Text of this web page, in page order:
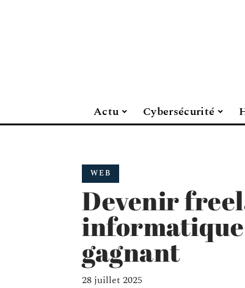
Actu Cybersécurité
WEB
Devenir
informatique
gagnant
28 juillet 2025